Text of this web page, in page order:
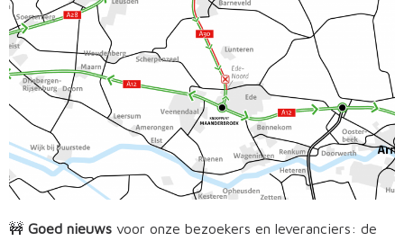
🚧 Goed nieuws voor onze bezoekers en leveranciers: de